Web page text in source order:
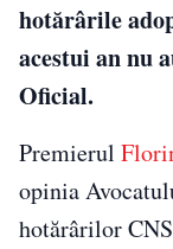
hotărârile
acestui an nu
Oficial.
Premierul
opinia
hotărârilor